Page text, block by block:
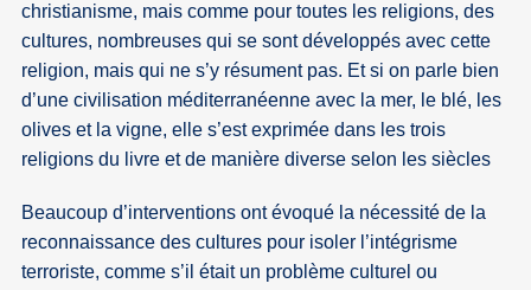
christianisme, mais comme pour toutes les religions, des
cultures, nombreuses qui se sont développés avec cette
religion, mais qui ne s’y résument pas. Et si on parle bien
d’une civilisation méditerranéenne avec la mer, le blé, les
olives et la vigne, elle s’est exprimée dans les trois
religions du livre et de manière diverse selon les siècles
Beaucoup d’interventions ont évoqué la nécessité de la
reconnaissance des cultures pour isoler l’intégrisme
terroriste, comme s’il était un problème culturel ou